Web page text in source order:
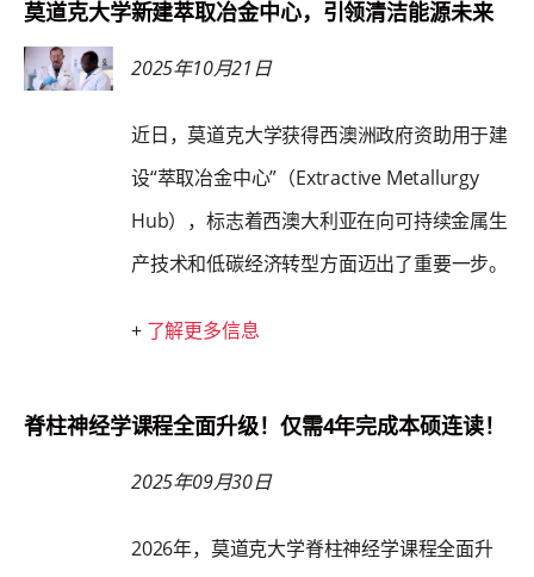
莫道克大学新建萃取冶金中心，引领清洁能源未来
2025年10月21日
近日，莫道克大学获得西澳洲政府资助用于建
设“萃取冶金中心”（Extractive Metallurgy
Hub），标志着西澳大利亚在向可持续金属生
产技术和低碳经济转型方面迈出了重要一步。
+ 了解更多信息
脊柱神经学课程全面升级！仅需4年完成本硕连读！
2025年09月30日
2026年，莫道克大学脊柱神经学课程全面升